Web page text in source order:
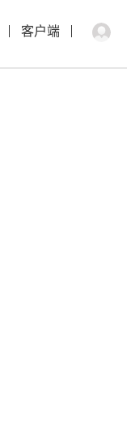
客户端